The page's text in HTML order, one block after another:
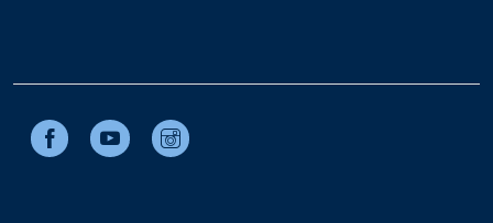
Facebook Youtube